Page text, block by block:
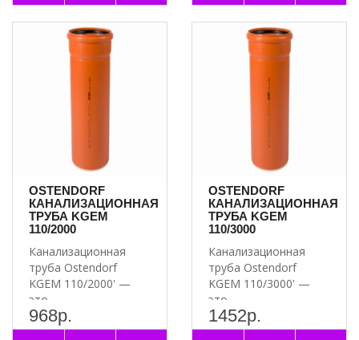
OSTENDORF
КАНАЛИЗАЦИОННАЯ
ТРУБА KGEM
110/2000
Канализационная
труба Ostendorf
KGEM 110/2000' —
это
высококачественный
и надёжный элемент..
968р.
OSTENDORF
КАНАЛИЗАЦИОННАЯ
ТРУБА KGEM
110/3000
Канализационная
труба Ostendorf
KGEM 110/3000' —
это
высококачественный
и надёжный продукт..
1452р.